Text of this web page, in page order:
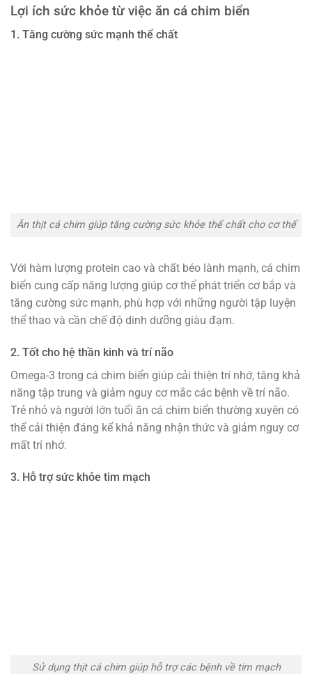
Lợi ích sức khỏe từ việc ăn cá chim biển
1. Tăng cường sức mạnh thể chất
Ăn thịt cá chim giúp tăng cường sức khỏe thể chất cho cơ thể
Với hàm lượng protein cao và chất béo lành mạnh, cá chim
biển cung cấp năng lượng giúp cơ thể phát triển cơ bắp và
tăng cường sức mạnh, phù hợp với những người tập luyện
thể thao và cần chế độ dinh dưỡng giàu đạm.
2. Tốt cho hệ thần kinh và trí não
Omega-3 trong cá chim biển giúp cải thiện trí nhớ, tăng khả
năng tập trung và giảm nguy cơ mắc các bệnh về trí não.
Trẻ nhỏ và người lớn tuổi ăn cá chim biển thường xuyên có
thể cải thiện đáng kể khả năng nhận thức và giảm nguy cơ
mất trí nhớ.
3. Hỗ trợ sức khỏe tim mạch
Sử dụng thịt cá chim giúp hỗ trợ các bệnh về tim mạch